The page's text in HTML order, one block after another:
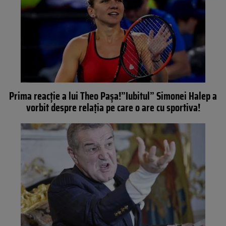
Prima reacție a lui Theo Pașa!”Iubitul” Simonei Halep a
vorbit despre relația pe care o are cu sportiva!